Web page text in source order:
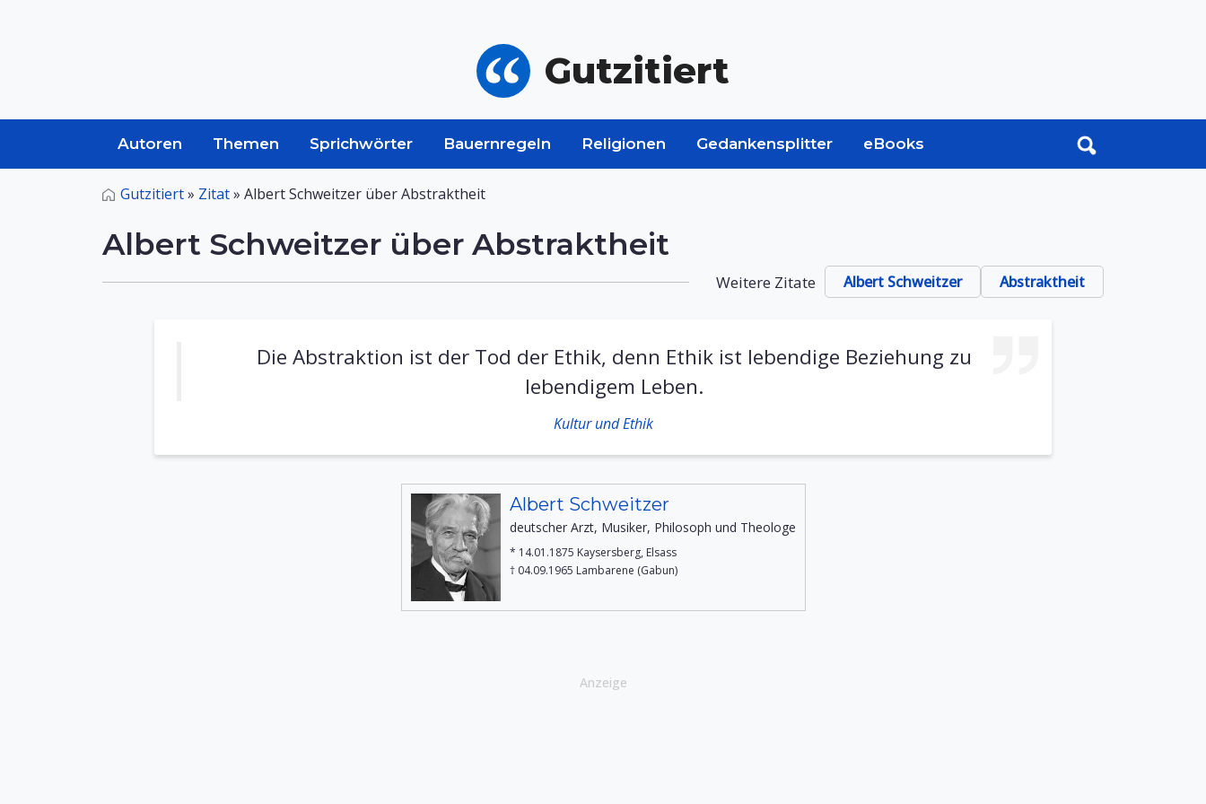
Gutzitiert
Autoren Themen Sprichwörter Bauernregeln Religionen Gedankensplitter eBooks
Gutzitiert» Zitat» Albert Schweitzer über Abstraktheit
Albert Schweitzer über Abstraktheit
Weitere Zitate Albert Schweitzer Abstraktheit
Die Abstraktion ist der Tod der Ethik, denn Ethik ist lebendige Beziehung zu
lebendigem Leben.
Kultur und Ethik
Albert Schweitzer
deutscher Arzt, Musiker, Philosoph und Theologe
* 14.01.1875 Kaysersberg, Elsass
† 04.09.1965 Lambarene (Gabun)
Anzeige